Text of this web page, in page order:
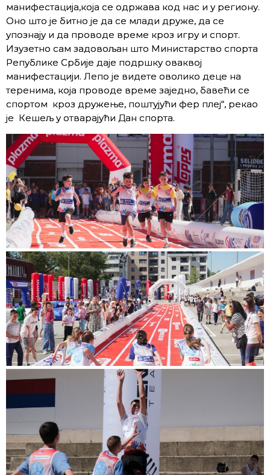
манифестација,која се одржава код нас и у региону.
Оно што је битно је да се млади друже, да се
упознају и да проводе време кроз игру и спорт.
Изузетно сам задовољан што Министарство спорта
Републике Србије даје подршку оваквој
манифестацији. Лепо је видете оволико деце на
теренима, која проводе време заједно, бавећи се
спортом кроз дружење, поштујући фер плеј“, рекао
је Кешељ у отварајући Дан спорта.